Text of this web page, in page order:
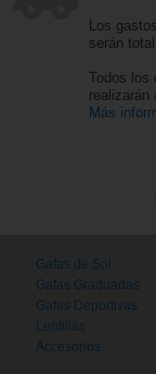
Los
serán
Todos los
realizarán
Más
Gafas de Sol
Gafas Graduadas
Gafas Deportivas
Lentillas
Accesorios